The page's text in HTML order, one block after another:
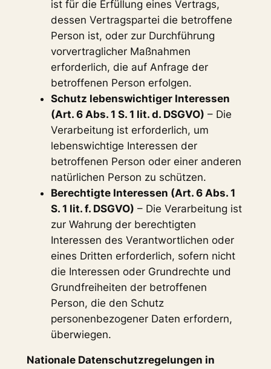
ist für die Erfüllung eines Vertrags,
dessen Vertragspartei die betroffene
Person ist, oder zur Durchführung
vorvertraglicher Maßnahmen
erforderlich, die auf Anfrage der
betroffenen Person erfolgen.
Schutz lebenswichtiger Interessen
(Art. 6 Abs. 1 S. 1 lit. d. DSGVO) – Die
Verarbeitung ist erforderlich, um
lebenswichtige Interessen der
betroffenen Person oder einer anderen
natürlichen Person zu schützen.
Berechtigte Interessen (Art. 6 Abs. 1
S. 1 lit. f. DSGVO) – Die Verarbeitung ist
zur Wahrung der berechtigten
Interessen des Verantwortlichen oder
eines Dritten erforderlich, sofern nicht
die Interessen oder Grundrechte und
Grundfreiheiten der betroffenen
Person, die den Schutz
personenbezogener Daten erfordern,
überwiegen.
Nationale Datenschutzregelungen in